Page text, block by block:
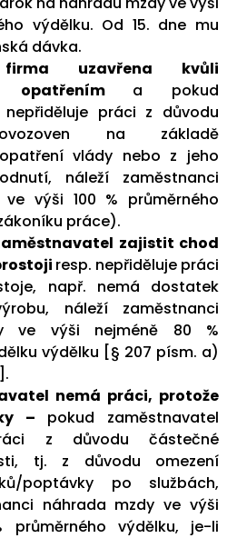
výdělku. Od 15. dne mu
dávka.
uzavřena kvůli
opatřením a pokud
nepřiděluje práci z důvodu
na základě
vlády nebo z jeho
náleží zaměstnanci
výši 100 % průměrného
práce).
zajistit chod
resp. nepřiděluje práci
např. nemá dostatek
náleží zaměstnanci
ve výši nejméně 80 %
výdělku [§ 207 písm. a)
nemá práci, protože
– pokud zaměstnavatel
z důvodu částečné
tj. z důvodu omezení
poptávky po službách,
náhrada mzdy ve výši
průměrného výdělku, je-li